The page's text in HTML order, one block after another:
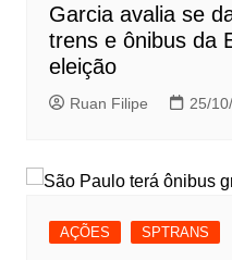
Garcia avalia se
trens e ônibus da
eleição
Ruan Filipe 25/
AÇÕES SPTRANS